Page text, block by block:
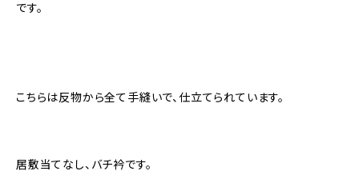
です。
こちらは反物から全て手縫いで、仕立てられています。
居敷当てなし、バチ衿です。